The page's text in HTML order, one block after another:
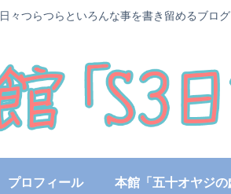
日々つらつらといろんな事を書き留めるブログ
プロフィール